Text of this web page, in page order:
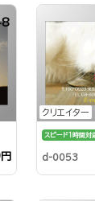
クリエイター
スピード1時間対
d-0053